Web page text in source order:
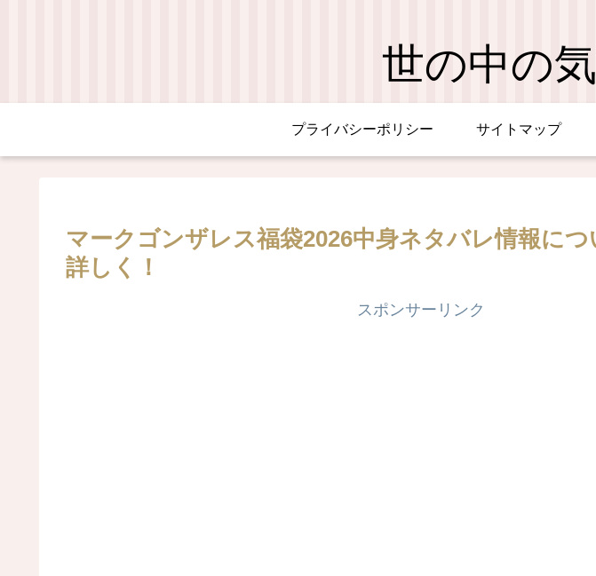
世の中の
プライバシーポリシー サイトマップ
マークゴンザレス福袋2026中身ネタバレ情報につ
詳しく！
スポンサーリンク